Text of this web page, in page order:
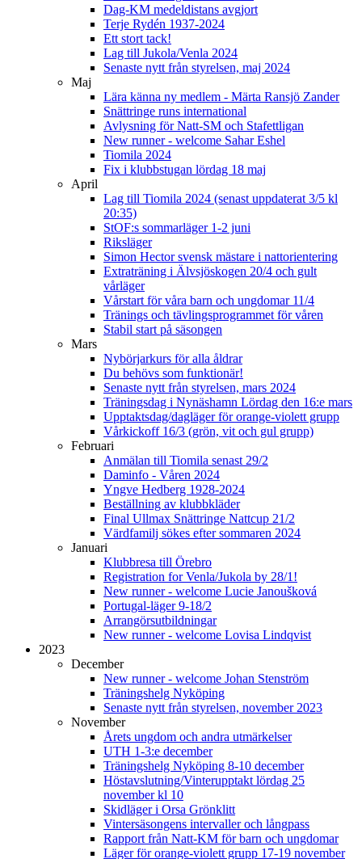
Dag-KM medeldistans avgjort
Terje Rydén 1937-2024
Ett stort tack!
Lag till Jukola/Venla 2024
Senaste nytt från styrelsen, maj 2024
Maj
Lära känna ny medlem - Märta Ransjö Zander
Snättringe runs international
Avlysning för Natt-SM och Stafettligan
New runner - welcome Sahar Eshel
Tiomila 2024
Fix i klubbstugan lördag 18 maj
April
Lag till Tiomila 2024 (senast uppdaterat 3/5 kl
20:35)
StOF:s sommarläger 1-2 juni
Riksläger
Simon Hector svensk mästare i nattorientering
Extraträning i Älvsjöskogen 20/4 och gult
vårläger
Vårstart för våra barn och ungdomar 11/4
Tränings och tävlingsprogrammet för våren
Stabil start på säsongen
Mars
Nybörjarkurs för alla åldrar
Du behövs som funktionär!
Senaste nytt från styrelsen, mars 2024
Träningsdag i Nynäshamn Lördag den 16:e mars
Upptaktsdag/dagläger för orange-violett grupp
Vårkickoff 16/3 (grön, vit och gul grupp)
Februari
Anmälan till Tiomila senast 29/2
Daminfo - Våren 2024
Yngve Hedberg 1928-2024
Beställning av klubbkläder
Final Ullmax Snättringe Nattcup 21/2
Värdfamilj sökes efter sommaren 2024
Januari
Klubbresa till Örebro
Registration for Venla/Jukola by 28/1!
New runner - welcome Lucie Janoušková
Portugal-läger 9-18/2
Arrangörsutbildningar
New runner - welcome Lovisa Lindqvist
2023
December
New runner - welcome Johan Stenström
Träningshelg Nyköping
Senaste nytt från styrelsen, november 2023
November
Årets ungdom och andra utmärkelser
UTH 1-3:e december
Träningshelg Nyköping 8-10 december
Höstavslutning/Vinterupptakt lördag 25
november kl 10
Skidläger i Orsa Grönklitt
Vintersäsongens intervaller och långpass
Rapport från Natt-KM för barn och ungdomar
Läger för orange-violett grupp 17-19 november